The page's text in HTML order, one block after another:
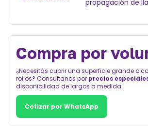
propagación de
Compra por
¿Necesitás cubrir una superficie grande o
rollos? Consultanos por precios
disponibilidad de largos a medida.
Cotizar por WhatsApp